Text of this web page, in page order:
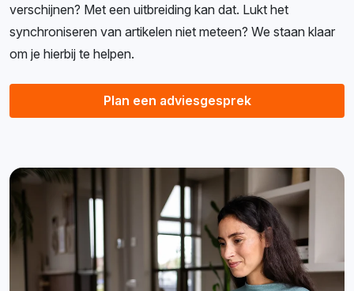
verschijnen? Met een uitbreiding kan dat. Lukt het
synchroniseren van artikelen niet meteen? We staan klaar
om je hierbij te helpen.
Plan een adviesgesprek